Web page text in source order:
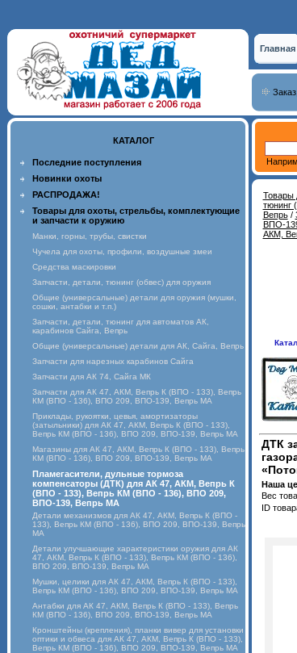
Главная
КАТАЛОГ
Последние поступления
Новинки охоты
РАСПРОДАЖА!
Товары для охоты, стрельбы, комплектующие
и запчасти к оружию
Манки, горны, трубы, свистки
Чучела для охоты, профили, воздушные змеи
Средства маскировки
Запчасти, детали, тюнинг (обвес) для оружия
Общие (универсальные) детали для оружия (мушки,
сошки, антабки и т.п.)
Запчасти, детали, тюнинг для автоматов АК,
карабинов Сайга, Вепрь
Общие (универсальные) детали для АК, Сайга, Вепрь
Запчасти для нарезных карабинов Сайга
Запчасти для АК 74, Сайга МК
Запчасти для АК 47, АКМ, Вепрь К (ВПО - 133), Вепрь
КМ (ВПО - 136), ВПО 209, ВПО-139, Вепрь МА
Приклады, рукоятки, цевья, амортизаторы
(затыльники) для АК 47, АКМ, Вепрь К (ВПО - 133),
Вепрь КМ (ВПО - 136), ВПО 209, ВПО-139, Вепрь МА
Магазины для АК 47, АКМ, Вепрь К (ВПО - 133), Вепрь
КМ (ВПО - 136), ВПО 209, ВПО-139, Вепрь МА
Пламегасители, дульные тормоза
компенсаторы (ДТК) для АК 47, АКМ, Вепрь К
(ВПО - 133), Вепрь КМ (ВПО - 136), ВПО 209,
ВПО-139, Вепрь МА
Детали механизмов для АК 47, АКМ, Вепрь К (ВПО -
133), Вепрь КМ (ВПО - 136), ВПО 209, ВПО-139, Вепрь
МА
Детали улучшающие характеристики оружия для АК
47, АКМ, Вепрь К (ВПО - 133), Вепрь КМ (ВПО - 136),
ВПО 209, ВПО-139, Вепрь МА
Мушки, целики для АК 47, АКМ, Вепрь К (ВПО - 133),
Вепрь КМ (ВПО - 136), ВПО 209, ВПО-139, Вепрь МА
Антабки для АК 47, АКМ, Вепрь К (ВПО - 133), Вепрь
КМ (ВПО - 136), ВПО 209, ВПО-139, Вепрь МА
Кронштейны (крепления), планки вивер для установки
оптики и обвеса для АК 47, АКМ, Вепрь К (ВПО - 133),
Вепрь КМ (ВПО - 136), ВПО 209, ВПО-139, Вепрь МА
Товары
тюнинг
Вепрь/
ВПО-
АКМ,
ДТК
Наша
Вес
ID